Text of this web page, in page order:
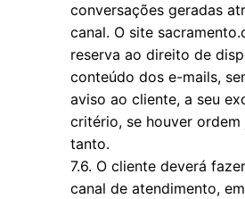
conversações geradas
canal. O site
reserva ao direito de
conteúdo dos e-mails,
aviso ao cliente, a seu
critério, se houver ordem
tanto.
7.6. O cliente deverá
canal de atendimento, em